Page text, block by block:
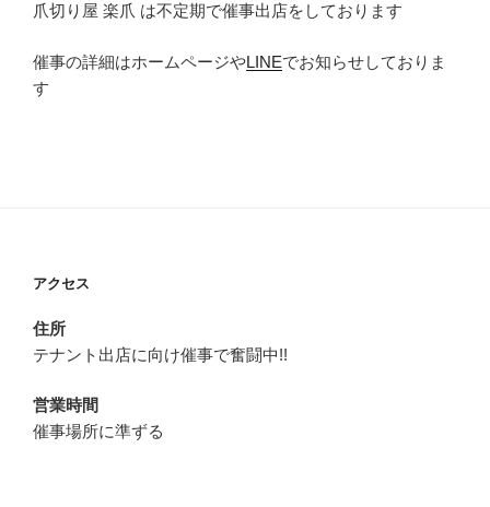
爪切り屋 楽爪 は不定期で催事出店をしております
催事の詳細はホームページやLINEでお知らせしておりま
す
アクセス
住所
テナント出店に向け催事で奮闘中!!
営業時間
催事場所に準ずる